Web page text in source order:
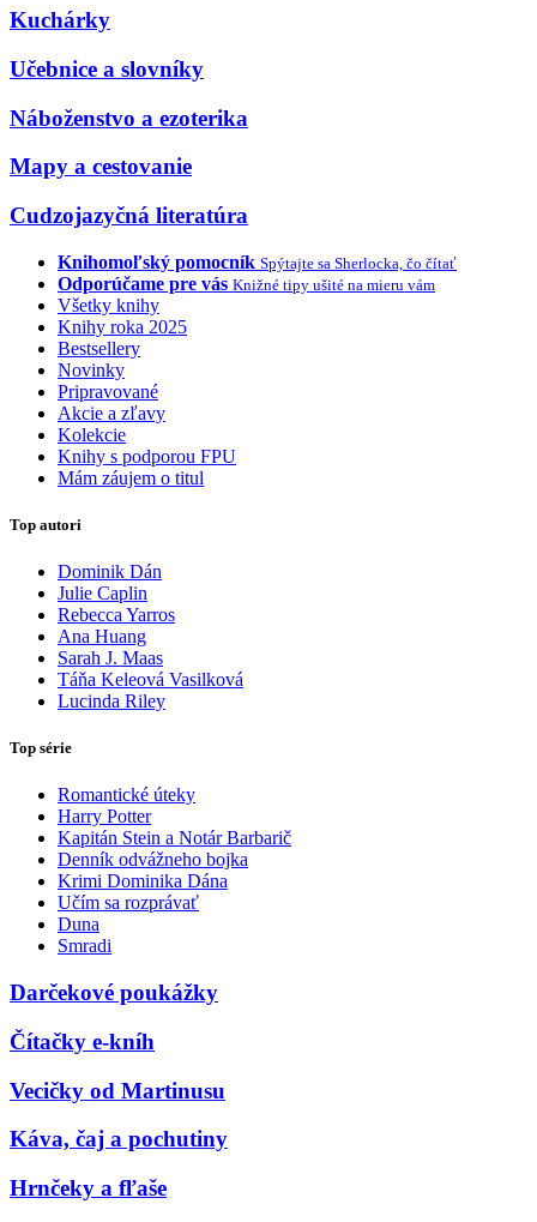
Kuchárky
Učebnice a slovníky
Náboženstvo a ezoterika
Mapy a cestovanie
Cudzojazyčná literatúra
Knihomoľský pomocník Spýtajte sa Sherlocka, čo čítať
Odporúčame pre vás Knižné tipy ušité na mieru vám
Všetky knihy
Knihy roka 2025
Bestsellery
Novinky
Pripravované
Akcie a zľavy
Kolekcie
Knihy s podporou FPU
Mám záujem o titul
Top autori
Dominik Dán
Julie Caplin
Rebecca Yarros
Ana Huang
Sarah J. Maas
Táňa Keleová Vasilková
Lucinda Riley
Top série
Romantické úteky
Harry Potter
Kapitán Stein a Notár Barbarič
Denník odvážneho bojka
Krimi Dominika Dána
Učím sa rozprávať
Duna
Smradi
Darčekové poukážky
Čítačky e-kníh
Vecičky od Martinusu
Káva, čaj a pochutiny
Hrnčeky a fľaše